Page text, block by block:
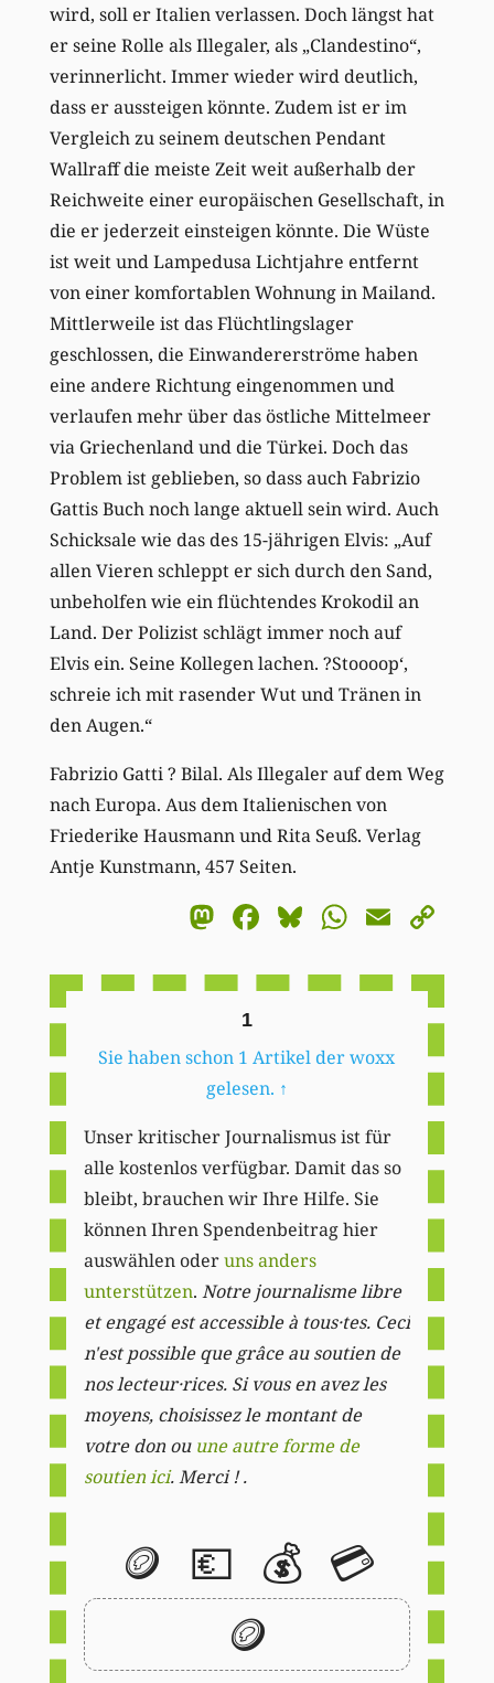
wird, soll er Italien verlassen. Doch längst hat
er seine Rolle als Illegaler, als „Clandestino“,
verinnerlicht. Immer wieder wird deutlich,
dass er aussteigen könnte. Zudem ist er im
Vergleich zu seinem deutschen Pendant
Wallraff die meiste Zeit weit außerhalb der
Reichweite einer europäischen Gesellschaft, in
die er jederzeit einsteigen könnte. Die Wüste
ist weit und Lampedusa Lichtjahre entfernt
von einer komfortablen Wohnung in Mailand.
Mittlerweile ist das Flüchtlingslager
geschlossen, die Einwandererströme haben
eine andere Richtung eingenommen und
verlaufen mehr über das östliche Mittelmeer
via Griechenland und die Türkei. Doch das
Problem ist geblieben, so dass auch Fabrizio
Gattis Buch noch lange aktuell sein wird. Auch
Schicksale wie das des 15-jährigen Elvis: „Auf
allen Vieren schleppt er sich durch den Sand,
unbeholfen wie ein flüchtendes Krokodil an
Land. Der Polizist schlägt immer noch auf
Elvis ein. Seine Kollegen lachen. ?Stoooop‘,
schreie ich mit rasender Wut und Tränen in
den Augen.“
Fabrizio Gatti ? Bilal. Als Illegaler auf dem Weg
nach Europa. Aus dem Italienischen von
Friederike Hausmann und Rita Seuß. Verlag
Antje Kunstmann, 457 Seiten.
Mastodon
Facebook
BlueskyEmail
1
Sie haben schon 1 Artikel der woxx
gelesen. ↑
Unser kritischer Journalismus ist für
alle kostenlos verfügbar. Damit das so
bleibt, brauchen wir Ihre Hilfe. Sie
können Ihren Spendenbeitrag hier
auswählen oderuns anders
unterstützen. Notre journalisme libre
et engagé est accessible à tous·tes. Ceci
n'est possible que grâce au soutien de
nos lecteur·rices. Si vous en avez les
moyens, choisissez le montant de
votre don ou une autre forme de
soutien ici. Merci ! .
🪙 💶 💰 💳
🪙